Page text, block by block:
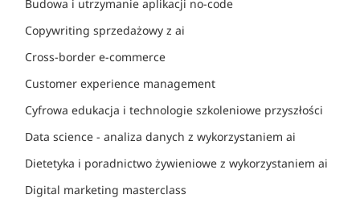
Budowa i utrzymanie aplikacji no-code
Copywriting sprzedażowy z ai
Cross-border e-commerce
Customer experience management
Cyfrowa edukacja i technologie szkoleniowe przyszłości
Data science - analiza danych z wykorzystaniem ai
Dietetyka i poradnictwo żywieniowe z wykorzystaniem ai
Digital marketing masterclass